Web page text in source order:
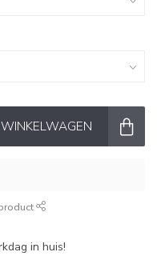
in huis!